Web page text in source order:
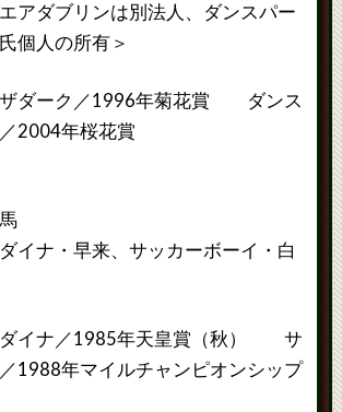
アダブリンは別法人、ダンスパー
個人の所有＞
ダーク／1996年菊花賞 ダンス
2004年桜花賞
イナ・早来、サッカーボーイ・白
イナ／1985年天皇賞（秋） サ
1988年マイルチャンピオンシップ